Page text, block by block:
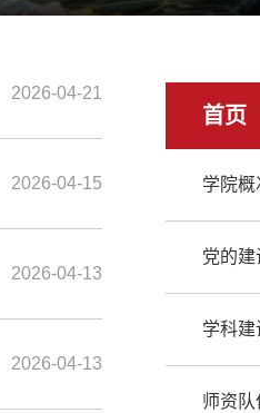
首页
学院概
党的建
学科建
师资队
2026-04-21
2026-04-15
2026-04-13
2026-04-13